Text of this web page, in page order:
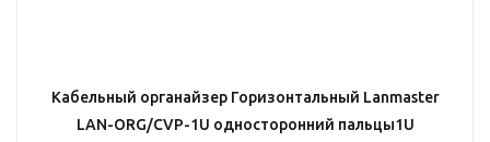
Кабельный органайзер Горизонтальный Lanmaster
LAN-ORG/CVP-1U односторонний пальцы1U